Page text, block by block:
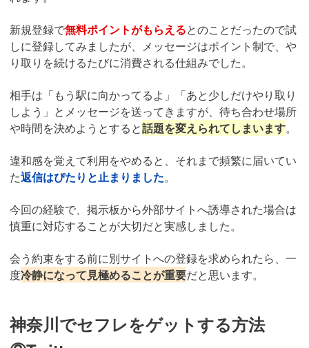
新規登録で無料ポイントがもらえるとのことだったので試
しに登録してみましたが、メッセージはポイント制で、や
り取りを続けるたびに消費される仕組みでした。
相手は「もう駅に向かってるよ」「あと少しだけやり取り
しよう」とメッセージを送ってきますが、待ち合わせ場所
や時間を決めようとすると話題を変えられてしまいます。
違和感を覚えて利用をやめると、それまで頻繁に届いてい
た返信はぴたりと止まりました。
今回の経験で、掲示板から外部サイトへ誘導された場合は
慎重に対応することが大切だと実感しました。
会う約束をする前に別サイトへの登録を求められたら、一
度冷静になって見極めることが重要だと思います。
神奈川でセフレをゲットする方法